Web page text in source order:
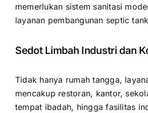
memerlukan sistem sanitasi
layanan pembangunan septic
Sedot Limbah Industri dan
Tidak hanya rumah tangga,
mencakup restoran, kantor,
tempat ibadah, hingga fasilitas